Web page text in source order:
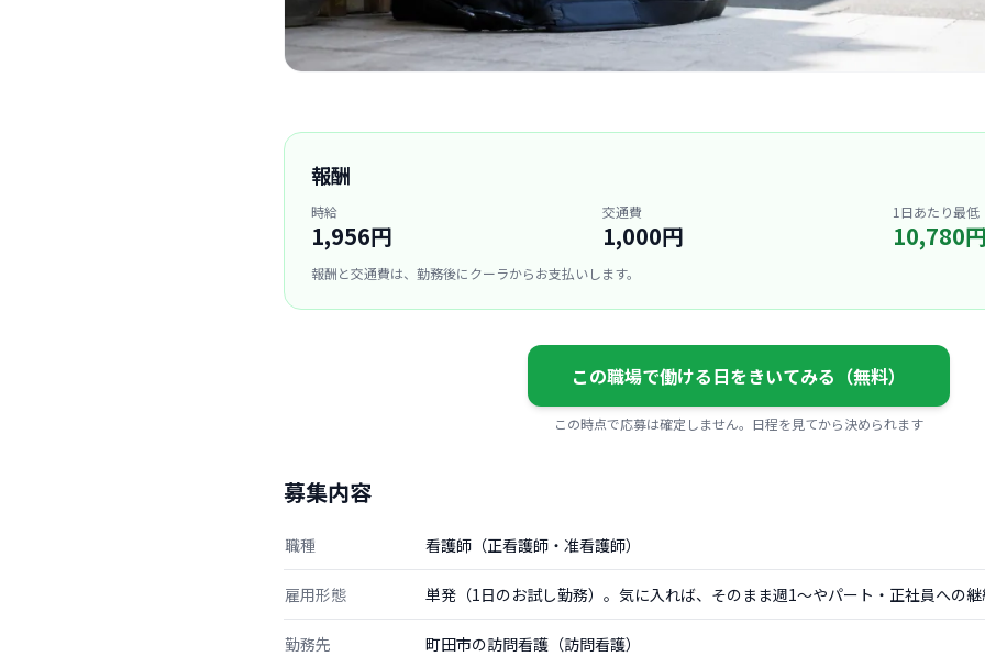
報酬
時給
1,956円
交通費
1,000円
1日あたり最低
10,780円
報酬と交通費は、勤務後にクーラからお支払いします。
この職場で働ける日をきいてみる（無料）
この時点で応募は確定しません。日程を見てから決められます
募集内容
職種 看護師（正看護師・准看護師）
雇用形態 単発（1日のお試し勤務）。気に入れば、そのまま週1〜やパート・正社員への継
勤務先 町田市の訪問看護（訪問看護）